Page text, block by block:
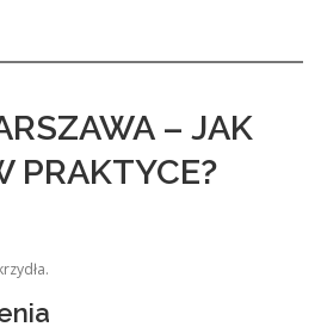
– JAK
PRAKTYCE?